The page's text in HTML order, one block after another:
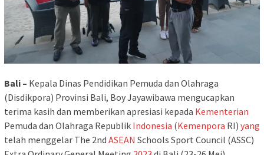
Bali – Kepala Dinas Pendidikan Pemuda dan Olahraga
(Disdikpora) Provinsi Bali, Boy Jayawibawa mengucapkan
terima kasih dan memberikan apresiasi kepada Kementerian
Pemuda dan Olahraga Republik Indonesia (Kemenpora RI) yang
telah menggelar The 2nd ASEAN Schools Sport Council (ASSC)